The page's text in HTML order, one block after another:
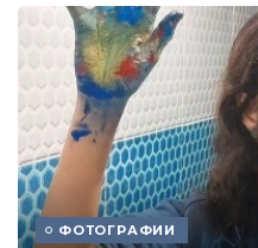
ФОТОГРАФИИ